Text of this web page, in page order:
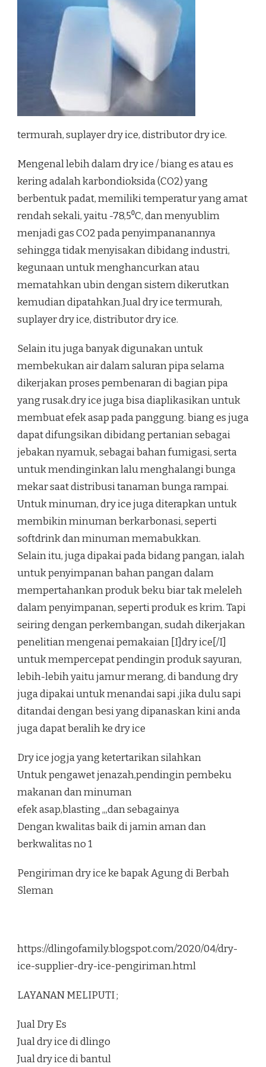
termurah, suplayer dry ice, distributor dry ice.
Mengenal lebih dalam dry ice / biang es atau es
kering adalah karbondioksida (CO2) yang
berbentuk padat, memiliki temperatur yang amat
rendah sekali, yaitu -78,5⁰C, dan menyublim
menjadi gas CO2 pada penyimpananannya
sehingga tidak menyisakan dibidang industri,
kegunaan untuk menghancurkan atau
mematahkan ubin dengan sistem dikerutkan
kemudian dipatahkan.Jual dry ice termurah,
suplayer dry ice, distributor dry ice.
Selain itu juga banyak digunakan untuk
membekukan air dalam saluran pipa selama
dikerjakan proses pembenaran di bagian pipa
yang rusak.dry ice juga bisa diaplikasikan untuk
membuat efek asap pada panggung. biang es juga
dapat difungsikan dibidang pertanian sebagai
jebakan nyamuk, sebagai bahan fumigasi, serta
untuk mendinginkan lalu menghalangi bunga
mekar saat distribusi tanaman bunga rampai.
Untuk minuman, dry ice juga diterapkan untuk
membikin minuman berkarbonasi, seperti
softdrink dan minuman memabukkan.
Selain itu, juga dipakai pada bidang pangan, ialah
untuk penyimpanan bahan pangan dalam
mempertahankan produk beku biar tak meleleh
dalam penyimpanan, seperti produk es krim. Tapi
seiring dengan perkembangan, sudah dikerjakan
penelitian mengenai pemakaian [I]dry ice[/I]
untuk mempercepat pendingin produk sayuran,
lebih-lebih yaitu jamur merang, di bandung dry
juga dipakai untuk menandai sapi ,jika dulu sapi
ditandai dengan besi yang dipanaskan kini anda
juga dapat beralih ke dry ice
Dry ice jogja yang ketertarikan silahkan
Untuk pengawet jenazah,pendingin pembeku
makanan dan minuman
efek asap,blasting ,,,dan sebagainya
Dengan kwalitas baik di jamin aman dan
berkwalitas no 1
Pengiriman dry ice ke bapak Agung di Berbah
Sleman
https://dlingofamily.blogspot.com/2020/04/dry-
ice-supplier-dry-ice-pengiriman.html
LAYANAN MELIPUTI ;
Jual Dry Es
Jual dry ice di dlingo
Jual dry ice di bantul